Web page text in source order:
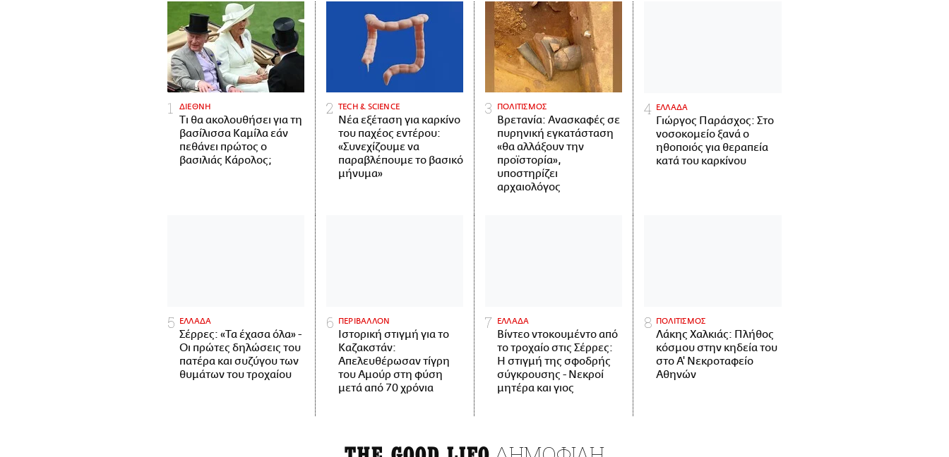
ΔΙΕΘΝΗ
Τι θα ακολουθήσει για τη
βασίλισσα Καμίλα εάν
πεθάνει πρώτος ο
βασιλιάς Κάρολος;
ΤECH & SCIENCE
Νέα εξέταση για καρκίνο
του παχέος εντέρου:
«Συνεχίζουμε να
παραβλέπουμε το βασικό
μήνυμα»
ΠΟΛΙΤΙΣΜΟΣ
Βρετανία: Ανασκαφές σε
πυρηνική εγκατάσταση
«θα αλλάξουν την
προϊστορία»,
υποστηρίζει
αρχαιολόγος
ΕΛΛΑΔΑ
Γιώργος Παράσχος: Στο
νοσοκομείο ξανά ο
ηθοποιός για θεραπεία
κατά του καρκίνου
ΕΛΛΑΔΑ
Σέρρες: «Τα έχασα όλα» -
Οι πρώτες δηλώσεις του
πατέρα και συζύγου των
θυμάτων του τροχαίου
ΠΕΡΙΒΑΛΛΟΝ
Ιστορική στιγμή για το
Καζακστάν:
Απελευθέρωσαν τίγρη
του Αμούρ στη φύση
μετά από 70 χρόνια
ΕΛΛΑΔΑ
Βίντεο ντοκουμέντο από
το τροχαίο στις Σέρρες:
Η στιγμή της σφοδρής
σύγκρουσης - Νεκροί
μητέρα και γιος
ΠΟΛΙΤΙΣΜΟΣ
Λάκης Χαλκιάς: Πλήθος
κόσμου στην κηδεία του
στο Α' Νεκροταφείο
Αθηνών